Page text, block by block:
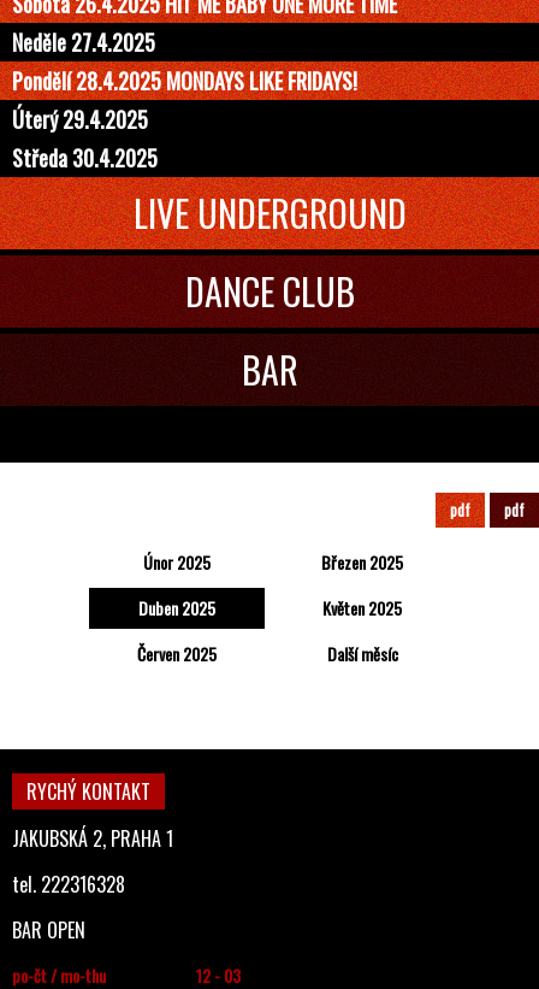
Neděle 27.4.2025
Pondělí 28.4.2025 MONDAYS LIKE FRIDAYS!
Úterý 29.4.2025
Středa 30.4.2025
LIVE UNDERGROUND
DANCE CLUB
BAR
pdf pdf
Únor 2025
Březen 2025
Duben 2025
Květen 2025
Červen 2025
Další měsíc
RYCHÝ KONTAKT
JAKUBSKÁ 2, PRAHA 1
tel. 222316328
BAR OPEN
po-čt / mo-thu
12 - 03